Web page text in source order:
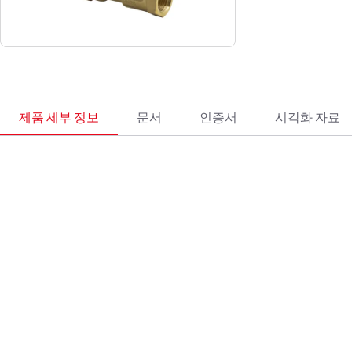
제품 세부 정보 문서 인증서 시각화 자료